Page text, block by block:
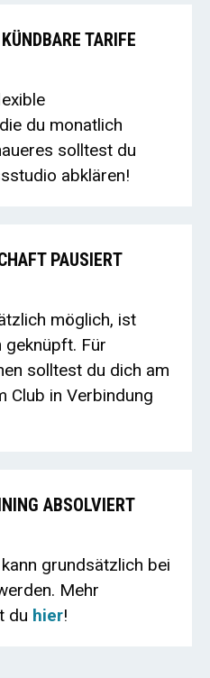
TARIFE
du monatlich
solltest du
abklären!
PAUSIERT
möglich, ist
geknüpft. Für
solltest du dich am
Club in Verbindung
ABSOLVIERT
grundsätzlich bei
Mehr
du hier!